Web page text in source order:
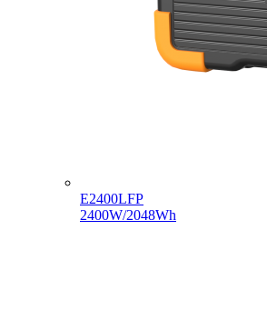
E2400LFP
2400W/2048Wh